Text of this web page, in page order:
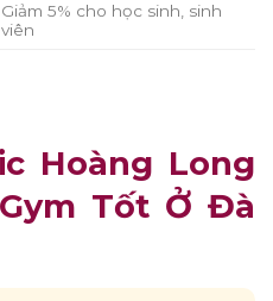
Giảm 5% cho học sinh, sinh
viên
Hoàng Long
Tốt Ở Đà